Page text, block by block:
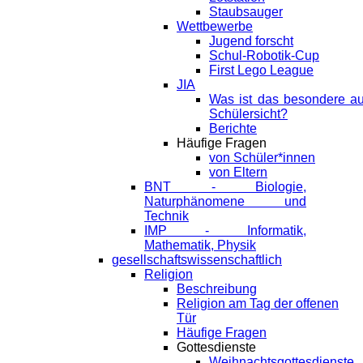
Staubsauger
Wettbewerbe
Jugend forscht
Schul-Robotik-Cup
First Lego League
JIA
Was ist das besondere
Schülersicht?
Berichte
Häufige Fragen
von Schüler*innen
von Eltern
BNT - Biologie,
Naturphänomene und
Technik
IMP - Informatik,
Mathematik, Physik
gesellschaftswissenschaftlich
Religion
Beschreibung
Religion am Tag der offenen
Tür
Häufige Fragen
Gottesdienste